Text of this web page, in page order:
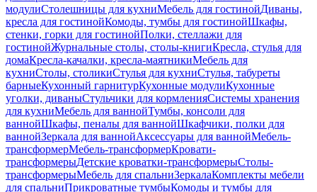
модулиСтолешницы для кухниМебель для гостинойДиваны,
кресла для гостинойКомоды, тумбы для гостинойШкафы,
стенки, горки для гостинойПолки, стеллажи для
гостинойЖурнальные столы, столы-книгиКресла, стулья для
домаКресла-качалки, кресла-маятникиМебель для
кухниСтолы, столикиСтулья для кухниСтулья, табуреты
барныеКухонный гарнитурКухонные модулиКухонные
уголки, диваныСтульчики для кормленияСистемы хранения
для кухниМебель для ваннойТумбы, консоли для
ваннойШкафы, пеналы для ваннойШкафчики, полки для
ваннойЗеркала для ваннойАксессуары для ваннойМебель-
трансформерМебель-трансформерКровати-
трансформерыДетские кроватки-трансформерыСтолы-
трансформерыМебель для спальниЗеркалаКомплекты мебели
для спальниПрикроватные тумбыКомоды и тумбы для